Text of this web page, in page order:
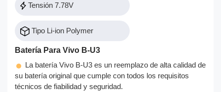
Tensión 7.78V
Tipo Li-ion Polymer
Batería Para Vivo B-U3
La batería Vivo B-U3 es un reemplazo de alta calidad de
su batería original que cumple con todos los requisitos
técnicos de fiabilidad y seguridad.